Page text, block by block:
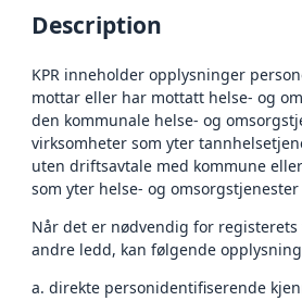
Description
KPR inneholder opplysninger
mottar eller har mottatt helse- og
den kommunale helse- og
virksomheter som yter
uten driftsavtale med kommune
som yter helse- og
Når det er nødvendig for registerets
andre ledd, kan følgende
a. direkte personidentifiserende